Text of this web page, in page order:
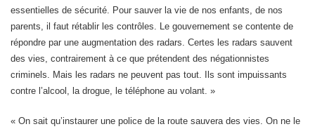
essentielles de sécurité. Pour sauver la vie de nos enfants, de nos
parents, il faut rétablir les contrôles. Le gouvernement se contente de
répondre par une augmentation des radars. Certes les radars sauvent
des vies, contrairement à ce que prétendent des négationnistes
criminels. Mais les radars ne peuvent pas tout. Ils sont impuissants
contre l’alcool, la drogue, le téléphone au volant. »
« On sait qu’instaurer une police de la route sauvera des vies. On ne le